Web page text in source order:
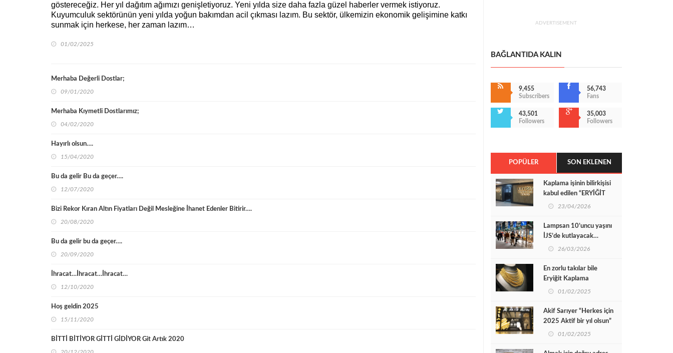
göstereceğiz. Her yıl dağıtım ağımızı genişletiyoruz. Yeni yılda size daha fazla güzel haberler vermek istiyoruz.
Kuyumculuk sektörünün yeni yılda yoğun bakımdan acil çıkması lazım. Bu sektör, ülkemizin ekonomik gelişimine katkı
sunmak için herkese, her zaman lazım…
01/02/2025
Merhaba Değerli Dostlar;
09/01/2020
Merhaba Kıymetli Dostlarımız;
04/02/2020
Hayırlı olsun….
15/04/2020
Bu da gelir Bu da geçer….
12/07/2020
Bizi Rekor Kıran Altın Fiyatları Değil Mesleğine İhanet Edenler Bitirir….
20/08/2020
Bu da gelir bu da geçer….
20/09/2020
İhracat…İhracat…İhracat…
12/10/2020
Hoş geldin 2025
15/11/2020
BİTTİ BİTİYOR GİTTİ GİDİYOR Git Artık 2020
ADVERTISEMENT
BAĞLANTIDA KALIN
9,455
Subscribers
56,743
Fans
43,501
Followers
35,003
Followers
POPÜLER SON EKLENEN
Kaplama işinin bilirkişisi
kabul edilen “ERYİĞİT
Kaplama” kalitesini kendi
yaşayabilirsiniz
23/04/2026
Lampsan 10’uncu yaşını
İJS’de kutlayacak…
26/03/2026
En zorlu takılar bile
Eryiğit Kaplama
atölyesinde Prensese
01/02/2025
Akif Sarıyer “Herkes için
2025 Aktif bir yıl olsun”
01/02/2025